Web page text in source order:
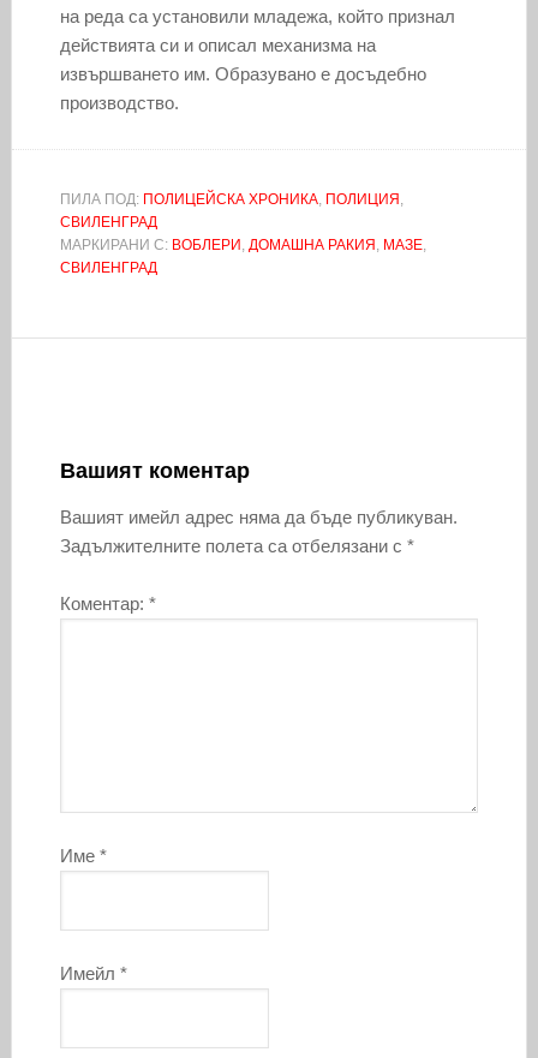
на реда са установили младежа, който признал
действията си и описал механизма на
извършването им. Образувано е досъдебно
производство.
ПИЛА ПОД: ПОЛИЦЕЙСКА ХРОНИКА, ПОЛИЦИЯ ,
СВИЛЕНГРАД
МАРКИРАНИ С: ВОБЛЕРИ , ДОМАШНА РАКИЯ , МАЗЕ,
СВИЛЕНГРАД
Вашият коментар
Вашият имейл адрес няма да бъде публикуван.
Задължителните полета са отбелязани с *
Коментар: *
Име *
Имейл *